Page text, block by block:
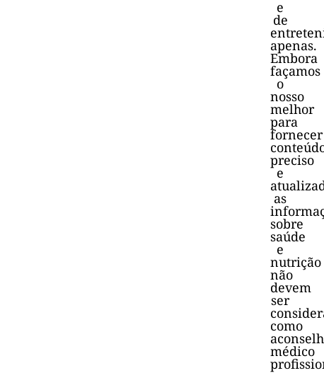
e
de
apenas.
Embora
façamos
o
nosso
melhor
para
fornecer
preciso
e
as
sobre
saúde
e
nutrição
não
devem
ser
como
médico